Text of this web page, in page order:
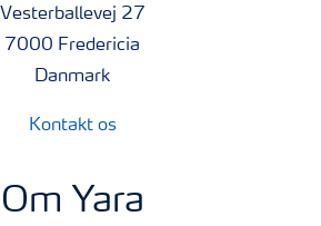
Vesterballevej 27
7000 Fredericia
Danmark
Kontakt os
Om Yara